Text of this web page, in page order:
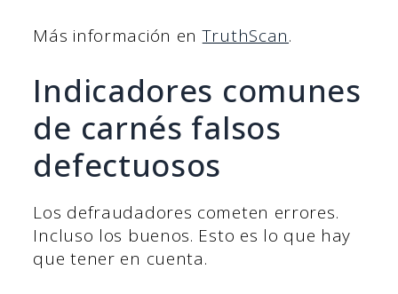
Más información enTruthScan.
Indicadores comunes
de carnés falsos
defectuosos
Los defraudadores cometen errores.
Incluso los buenos. Esto es lo que hay
que tener en cuenta.